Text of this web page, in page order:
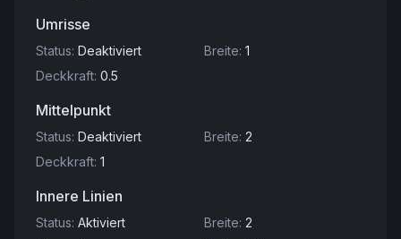
Umrisse
Status: Deaktiviert Breite: 1
Deckkraft: 0.5
Mittelpunkt
Status: Deaktiviert Breite: 2
Deckkraft: 1
Innere Linien
Status: Aktiviert Breite: 2